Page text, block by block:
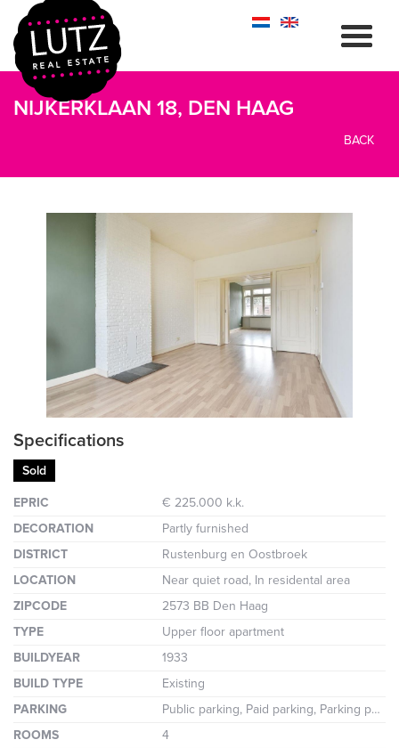
NIJKERKLAAN 18, DEN HAAG
BACK
previous
Specifications
Sold
EPRIC
€ 225.000 k.k.
DECORATION
Partly furnished
DISTRICT
Rustenburg en Oostbroek
LOCATION
Near quiet road, In residental area
ZIPCODE
2573 BB Den Haag
TYPE
Upper floor apartment
BUILDYEAR
1933
BUILD TYPE
Existing
PARKING
Public parking, Paid parking, Parking permit
ROOMS
4